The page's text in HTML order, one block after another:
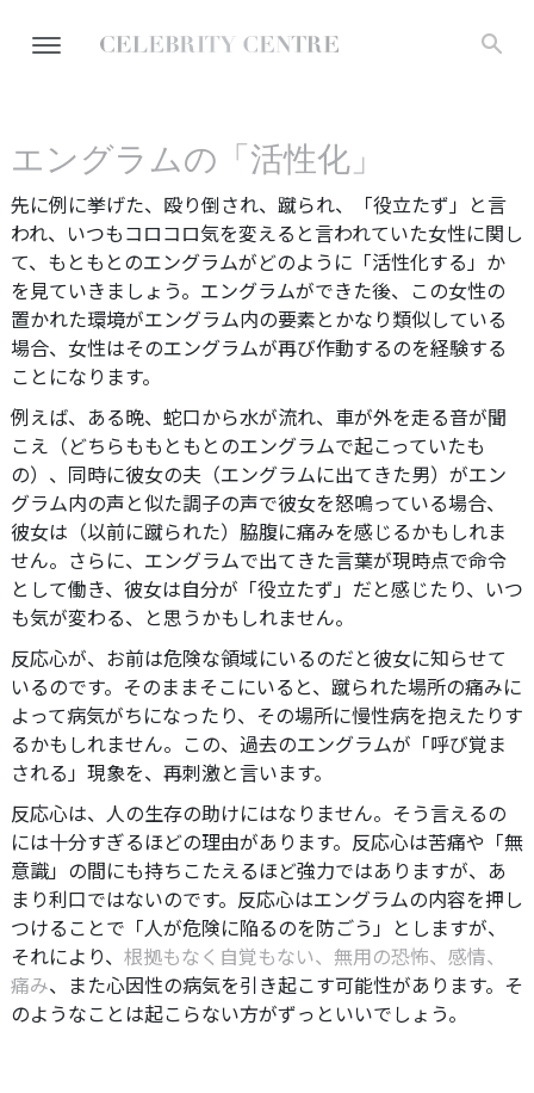
エングラムの「活性化」
先に例に挙げた、殴り倒され、蹴られ、「役立たず」と言
われ、いつもコロコロ気を変えると言われていた女性に関し
て、もともとのエングラムがどのように「活性化する」か
を見ていきましょう。エングラムができた後、この女性の
置かれた環境がエングラム内の要素とかなり類似している
場合、女性はそのエングラムが再び作動するのを経験する
ことになります。
例えば、ある晩、蛇口から水が流れ、車が外を走る音が聞
こえ（どちらももともとのエングラムで起こっていたも
の）、同時に彼女の夫（エングラムに出てきた男）がエン
グラム内の声と似た調子の声で彼女を怒鳴っている場合、
彼女は（以前に蹴られた）脇腹に痛みを感じるかもしれま
せん。さらに、エングラムで出てきた言葉が現時点で命令
として働き、彼女は自分が「役立たず」だと感じたり、いつ
も気が変わる、と思うかもしれません。
反応心が、お前は危険な領域にいるのだと彼女に知らせて
いるのです。そのままそこにいると、蹴られた場所の痛みに
よって病気がちになったり、その場所に慢性病を抱えたりす
るかもしれません。この、過去のエングラムが「呼び覚ま
される」現象を、再刺激と言います。
反応心は、人の生存の助けにはなりません。そう言えるの
には十分すぎるほどの理由があります。反応心は苦痛や「無
意識」の間にも持ちこたえるほど強力ではありますが、あ
まり利口ではないのです。反応心はエングラムの内容を押し
つけることで「人が危険に陥るのを防ごう」としますが、
それにより、 根拠もなく自覚もない、無用の恐怖、感情、
痛み、また心因性の病気を引き起こす可能性があります。そ
のようなことは起こらない方がずっといいでしょう。